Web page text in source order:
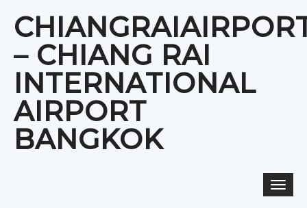
content
– CHIANG RAI
INTERNATIONAL
AIRPORT
BANGKOK